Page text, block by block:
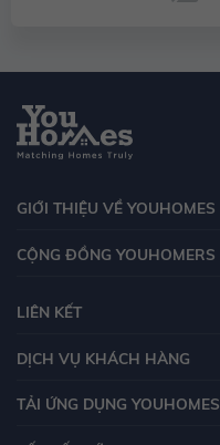
GIỚI THIỆU VỀ YOUHOMES
CỘNG ĐỒNG YOUHOMERS
LIÊN KẾT
DỊCH VỤ KHÁCH HÀNG
TẢI ỨNG DỤNG YOUHOMES